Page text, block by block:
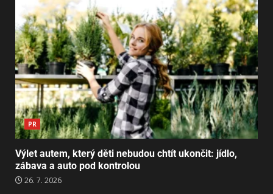
PR
Výlet autem, který děti nebudou chtít ukončit: jídlo,
zábava a auto pod kontrolou
26. 7. 2026